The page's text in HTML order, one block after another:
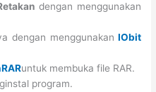
dengan menggunakan
dengan menggunakan IObit
untuk membuka file RAR.
program.